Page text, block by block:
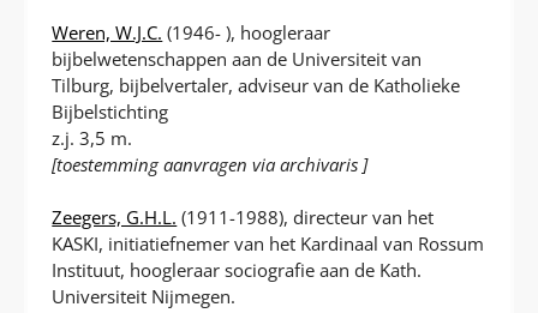
Weren, W.J.C. (1946- ), hoogleraar
bijbelwetenschappen aan de Universiteit van
Tilburg, bijbelvertaler, adviseur van de Katholieke
Bijbelstichting
z.j. 3,5 m.
[toestemming aanvragen via archivaris ]
Zeegers, G.H.L. (1911-1988), directeur van het
KASKI, initiatiefnemer van het Kardinaal van Rossum
Instituut, hoogleraar sociografie aan de Kath.
Universiteit Nijmegen.